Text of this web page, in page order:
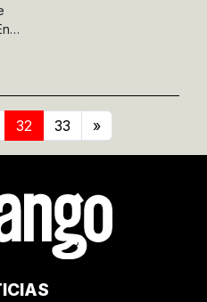
32 33 »